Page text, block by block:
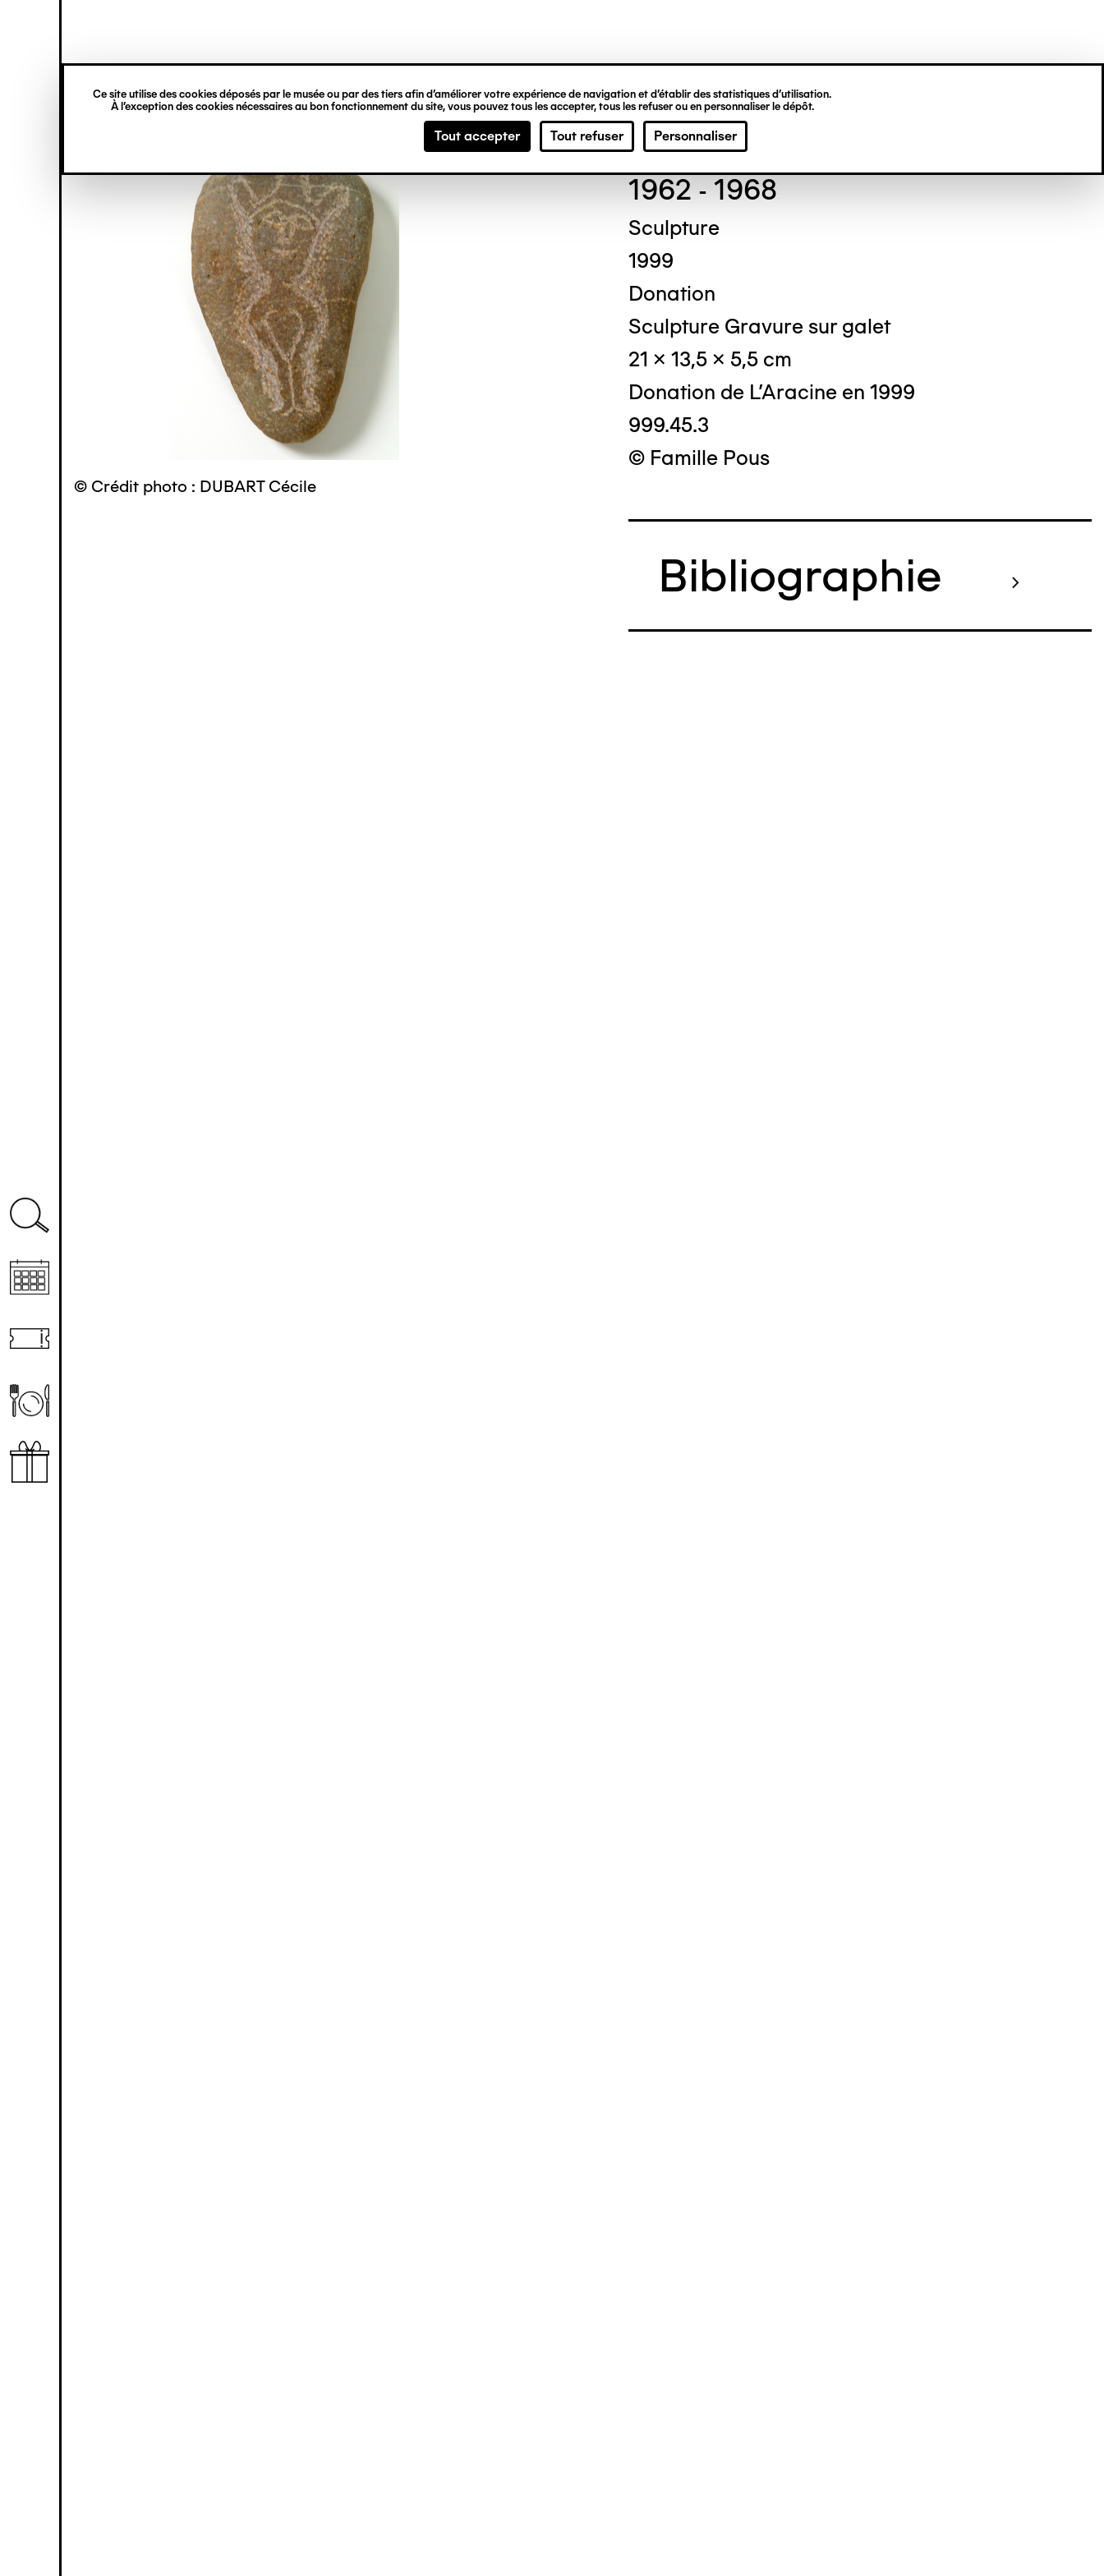
Ce site utilise des cookies déposés par le musée ou par des tiers afin d’améliorer votre expérience de navigation et d’établir des statistiques d’utilisation.
À l’exception des cookies nécessaires au bon fonctionnement du site, vous pouvez tous les accepter, tous les refuser ou en personnaliser le dépôt.
Tout accepter Tout refuser Personnaliser
principal
verticale
© Crédit photo : DUBART Cécile
Jean POUS
1962 - 1968
Sculpture
1999
Donation
Sculpture Gravure sur galet
21 x 13,5 x 5,5 cm
Donation de L'Aracine en 1999
999.45.3
© Famille Pous
Bibliographie